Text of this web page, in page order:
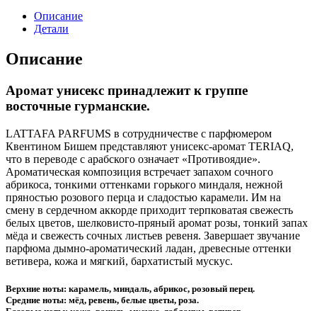
Описание
Детали
Описание
Аромат унисекс принадлежит к группе
восточные гурманские.
LATTAFA PARFUMS в сотрудничестве с парфюмером
Квентином Бишем представляют унисекс-аромат TERIAQ,
что в переводе с арабского означает «Противоядие».
Ароматическая композиция встречает запахом сочного
абрикоса, тонкими оттенками горького миндаля, нежной
пряностью розового перца и сладостью карамели. Им на
смену в сердечном аккорде приходит терпковатая свежесть
белых цветов, шелковисто-пряный аромат розы, тонкий запах
мёда и свежесть сочных листьев ревеня. Завершает звучание
парфюма дымно-ароматический ладан, древесные оттенки
ветивера, кожа и мягкий, бархатистый мускус.
Верхние ноты: карамель, миндаль, абрикос, розовый перец.
Средние ноты: мёд, ревень, белые цветы, роза.